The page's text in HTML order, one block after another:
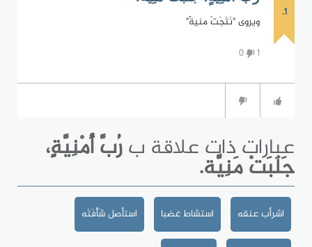
1.
ويروى "نَتَجَتْ منيةً"
1
0
عبارات ذات علاقة برُبَّ أُمْنِيَّةٍ،
جَلَبَتْ مَنِيَّة.
اشرأب عنقه استشاط غضبا استأصل شَأْفَتَه